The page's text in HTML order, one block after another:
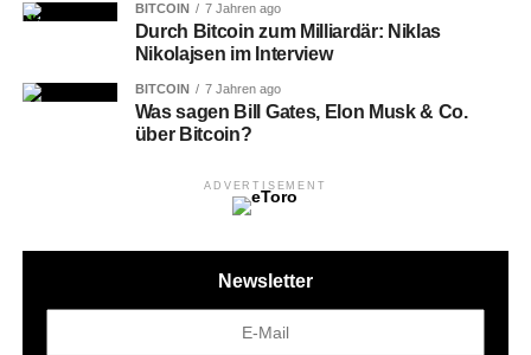
Die Solana Kryptowährung hat in der digitalen Finanzwelt
viel Aufmerksamkeit bekommen. In den letzten Tagen hat
Diese Bewegungen faszinieren sowohl Investoren als
auch Analysten.
Der Kurs fiel in den letzten Tagen um -8,01%. Seit gestern
ist er um -0,97% gefallen. Doch die Monatsperformance
Krypto-Analysten wie Chris Burniske sehen eine
BITCOIN 7 Jahren ago
Durch Bitcoin zum Milliardär: Niklas
Nikolajsen im Interview
BITCOIN 7 Jahren ago
Was sagen Bill Gates, Elon Musk & Co.
über Bitcoin?
ADVERTISEMENT
Newsletter